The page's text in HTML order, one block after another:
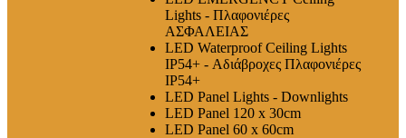
Lights - Πλαφονιέρες
ΑΣΦΑΛΕΙΑΣ
LED Waterproof Ceiling Lights
IP54+ - Αδιάβροχες Πλαφονιέρες
IP54+
LED Panel Lights - Downlights
LED Panel 120 x 30cm
LED Panel 60 x 60cm